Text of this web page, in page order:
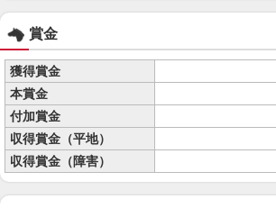
賞金
獲得賞金
本賞金
付加賞金
収得賞金（平地）
収得賞金（障害）